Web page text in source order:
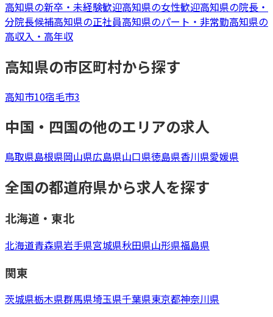
高知県の新卒・未経験歓迎高知県の女性歓迎高知県の院長・
分院長候補高知県の正社員高知県のパート・非常勤高知県の
高収入・高年収
高知県の市区町村から探す
高知市10宿毛市3
中国・四国の他のエリアの求人
鳥取県島根県岡山県広島県山口県徳島県香川県愛媛県
全国の都道府県から求人を探す
北海道・東北
北海道青森県岩手県宮城県秋田県山形県福島県
関東
茨城県栃木県群馬県埼玉県千葉県東京都神奈川県